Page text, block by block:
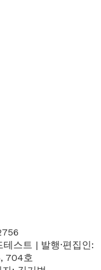
스트 | 발행·편집인:
704호